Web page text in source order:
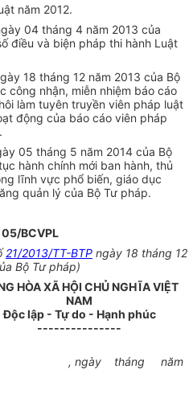
năm 2012.
04 tháng 4 năm 2013 của
điều và biện pháp thi hành Luật
18 tháng 12 năm 2013 của Bộ
công nhận, miễn nhiệm báo cáo
làm tuyên truyền viên pháp luật
động của báo cáo viên pháp
05 tháng 5 năm 2014 của Bộ
hành chính mới ban hành, thủ
lĩnh vực phổ biến, giáo dục
quản lý của Bộ Tư pháp.
BCVPL
21/2013/TT-BTP ngày 18 tháng 12
Bộ Tư pháp)
HÒA XÃ HỘI CHỦ NGHĨA VIỆT
NAM
Độc lập - Tự do - Hạnh phúc
---------------
, ngày tháng năm